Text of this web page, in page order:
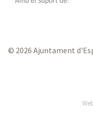
© 2026 Ajuntament